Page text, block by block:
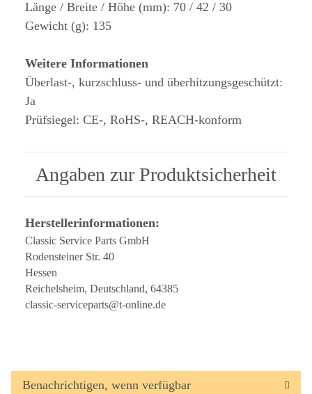
Länge / Breite / Höhe (mm): 70 / 42 / 30
Gewicht (g): 135
Weitere Informationen
Überlast-, kurzschluss- und überhitzungsgeschützt:
Ja
Prüfsiegel: CE-, RoHS-, REACH-konform
Angaben zur Produktsicherheit
Herstellerinformationen:
Classic Service Parts GmbH
Rodensteiner Str. 40
Hessen
Reichelsheim, Deutschland, 64385
classic-serviceparts@t-online.de
Benachrichtigen, wenn verfügbar